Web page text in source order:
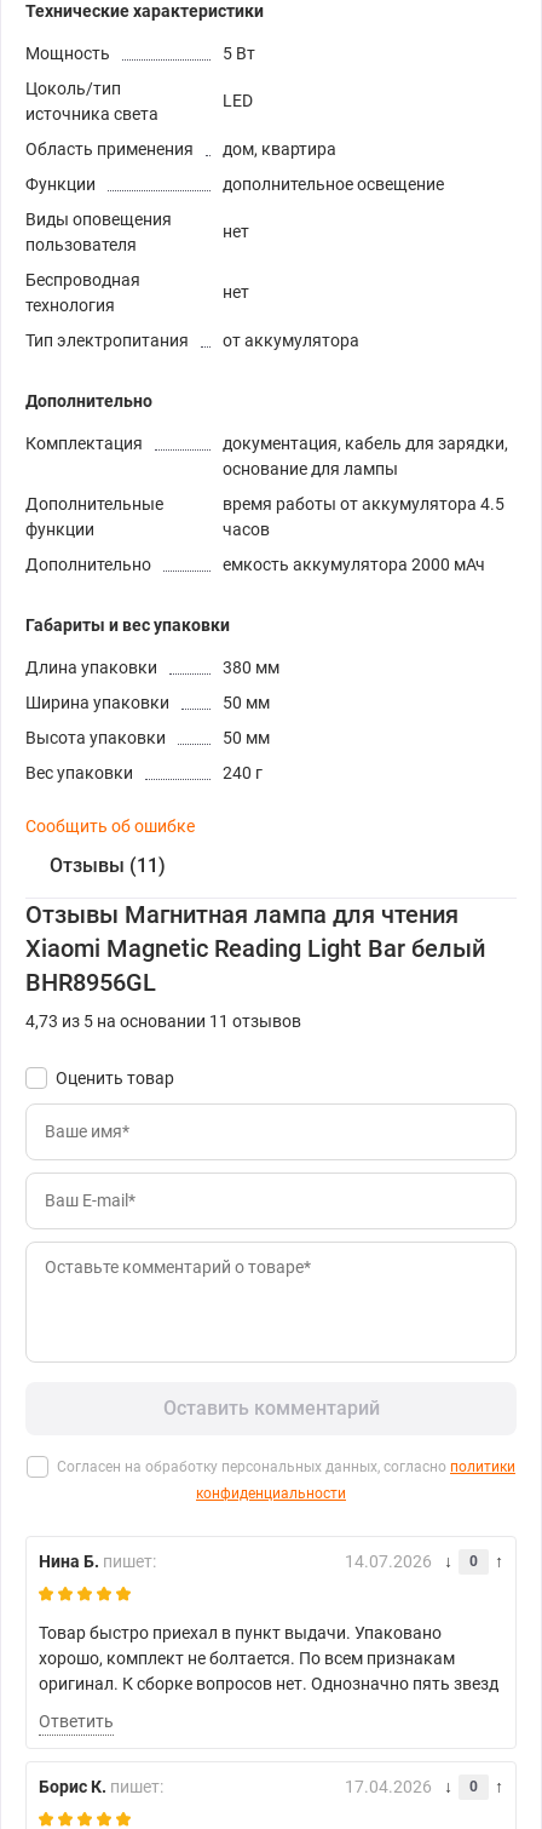
Технические характеристики
Мощность
5 Вт
Цоколь/тип
источника света
LED
Область применения
дом, квартира
Функции
дополнительное освещение
Виды оповещения
пользователя
нет
Беспроводная
технология
нет
Тип электропитания от аккумулятора
Дополнительно
Комплектация
документация, кабель для зарядки,
основание для лампы
Дополнительные
функции
время работы от аккумулятора 4.5
часов
Дополнительно
емкость аккумулятора 2000 мАч
Габариты и вес упаковки
Длина упаковки
380 мм
Ширина упаковки
50 мм
Высота упаковки
50 мм
Вес упаковки
240 г
Сообщить об ошибке
Отзывы (11)
Отзывы Магнитная лампа для чтения
Xiaomi Magnetic Reading Light Bar белый
BHR8956GL
4,73 из 5 на основании 11 отзывов
Оценить товар
Оставить комментарий
Согласен на обработку персональных данных, согласно политики
конфиденциальности
Нина Б. пишет: 14.07.2026 0
Товар быстро приехал в пункт выдачи. Упаковано
хорошо, комплект не болтается. По всем признакам
оригинал. К сборке вопросов нет. Однозначно пять звезд
Ответить
Борис К. пишет: 17.04.2026 0